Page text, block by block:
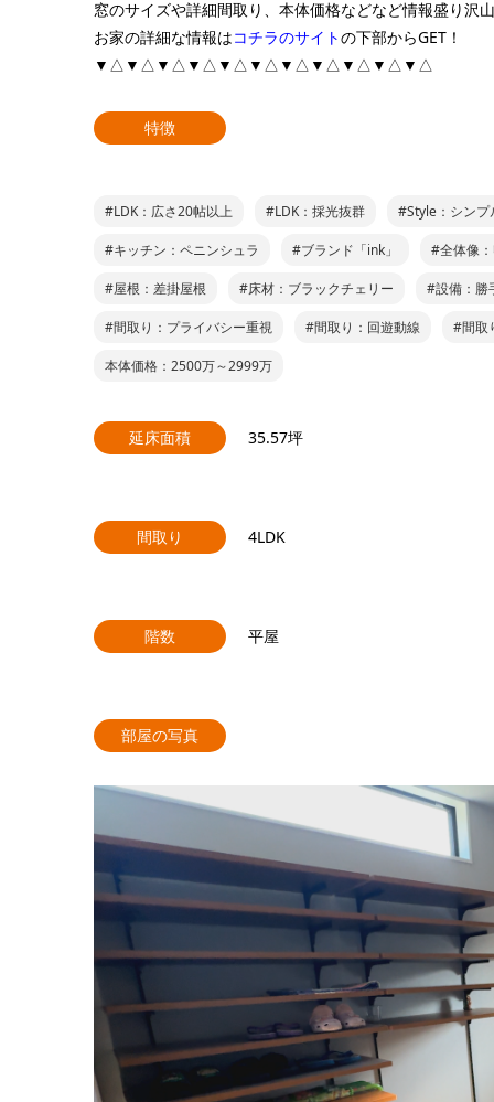
窓のサイズや詳細間取り、本体価格などなど情報盛り沢
お家の詳細な情報はコチラのサイトの下部からGET！
▼△▼△▼△▼△▼△▼△▼△▼△▼△▼△▼△
特徴
#LDK：広さ20帖以上 #LDK：採光抜群 #Style：シンプ
#キッチン：ペニンシュラ #ブランド「ink」 #全体像
#屋根：差掛屋根 #床材：ブラックチェリー #設備：勝
#間取り：プライバシー重視 #間取り：回遊動線 #間取
本体価格：2500万～2999万
延床面積 35.57坪
間取り 4LDK
階数 平屋
部屋の写真